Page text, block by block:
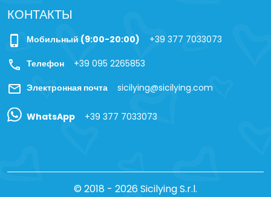
КОНТАКТЫ
phone_iphone Мобильный (9:00-20:00) +39 377 7033073
call Телефон +39 095 2265853
mail Электронная почта sicilying@sicilying.com
WhatsApp +39 377 7033073
© 2018 - 2026 Sicilying S.r.l.